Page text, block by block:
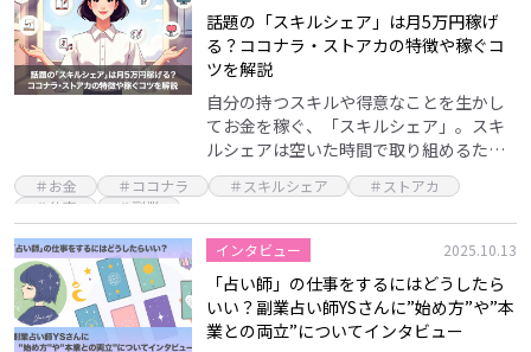
話題の「スキルシェア」は月5万円稼げ
る？ココナラ・ストアカの特徴や稼ぐコ
ツを解説
自分の持つスキルや得意なことを生かし
てお金を稼ぐ、「スキルシェア」。スキ
ルシェアは空いた時間で取り組めるた
め、副業としても大きな注目を集めてい
ます。「スキルシェアではどうやってお
金を稼ぐの？」「自分も…
＃お金 ＃ココナラ ＃スキルシェア
＃ストアカ
＃仕事
＃副業
インタビュー 2025.10.13
「占い師」の仕事をするにはどうしたら
いい？副業占い師YSさんに”始め方”や”本
業との両立”についてインタビュー